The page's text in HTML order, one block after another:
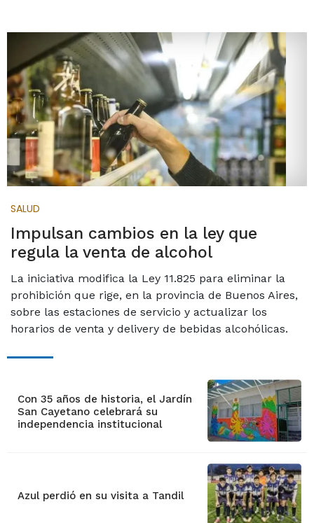
SALUD
Impulsan cambios en la ley que
regula la venta de alcohol
La iniciativa modifica la Ley 11.825 para eliminar la
prohibición que rige, en la provincia de Buenos Aires,
sobre las estaciones de servicio y actualizar los
horarios de venta y delivery de bebidas alcohólicas.
Con 35 años de historia, el Jardín
San Cayetano celebrará su
independencia institucional
Azul perdió en su visita a Tandil